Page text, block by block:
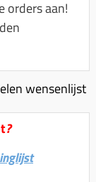
orders aan!
wensenlijst
?